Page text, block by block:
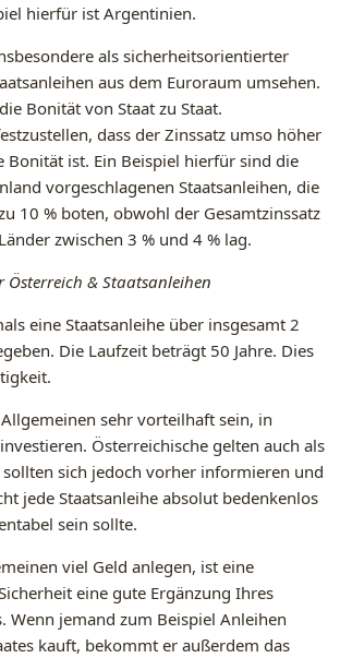
hierfür ist Argentinien.
als sicherheitsorientierter
aus dem Euroraum umsehen.
Bonität von Staat zu Staat.
dass der Zinssatz umso höher
Bonität ist. Ein Beispiel hierfür sind die
vorgeschlagenen Staatsanleihen, die
10 % boten, obwohl der Gesamtzinssatz
zwischen 3 % und 4 % lag.
Österreich & Staatsanleihen
eine Staatsanleihe über insgesamt 2
Die Laufzeit beträgt 50 Jahre. Dies
sehr vorteilhaft sein, in
Österreichische gelten auch als
sollten sich jedoch vorher informieren und
jede Staatsanleihe absolut bedenkenlos
sein sollte.
viel Geld anlegen, ist eine
eine gute Ergänzung Ihres
Wenn jemand zum Beispiel Anleihen
kauft, bekommt er außerdem das